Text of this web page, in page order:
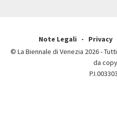
Note Legali Privacy
© La Biennale di Venezia 2026 -
da